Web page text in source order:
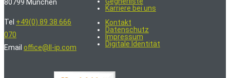
80799 München
Tel +49(0) 89 38 666
070
Email office@ll-ip.com
Karriere bei uns
Kontakt
Datenschutz
Impressum
Digitale Identität